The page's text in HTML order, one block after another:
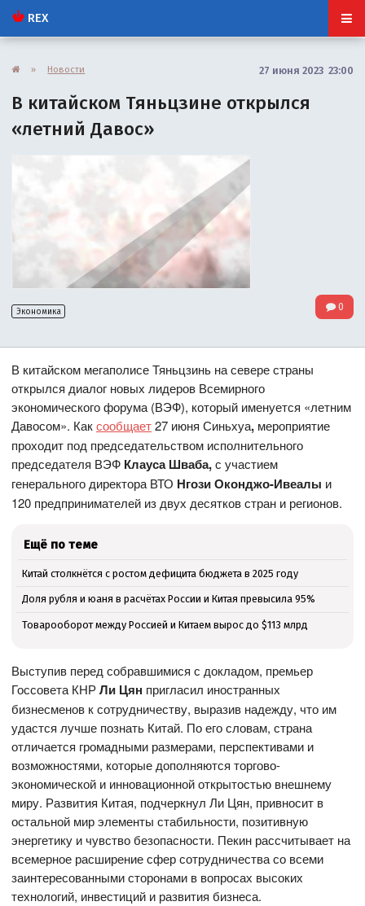
REX
» Новости 27 июня 2023 23:00
В китайском Тяньцзине открылся
«летний Давос»
Экономика 0
В китайском мегаполисе Тяньцзинь на севере страны
открылся диалог новых лидеров Всемирного
экономического форума (ВЭФ), который именуется «летним
Давосом». Каксообщает27 июня Синьхуа, мероприятие
проходит под председательством исполнительного
председателя ВЭФ Клауса Шваба,с участием
генерального директора ВТО Нгози Оконджо-Ивеалы и
120 предпринимателей из двух десятков стран и регионов.
Ещё по теме
Китай столкнётся с ростом дефицита бюджета в 2025 году
Доля рубля и юаня в расчётах России и Китая превысила 95%
Товарооборот между Россией и Китаем вырос до $113 млрд
Выступив перед собравшимися с докладом, премьер
Госсовета КНРЛи Цян пригласил иностранных
бизнесменов к сотрудничеству, выразив надежду, что им
удастся лучше познать Китай. По его словам, страна
отличается громадными размерами, перспективами и
возможностями, которые дополняются торгово-
экономической и инновационной открытостью внешнему
миру. Развития Китая, подчеркнул Ли Цян, привносит в
остальной мир элементы стабильности, позитивную
энергетику и чувство безопасности. Пекин рассчитывает на
всемерное расширение сфер сотрудничества со всеми
заинтересованными сторонами в вопросах высоких
технологий, инвестиций и развития бизнеса.